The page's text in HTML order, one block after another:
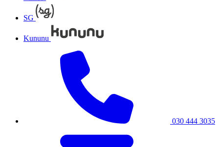
SG
Kununu
030 444 3035